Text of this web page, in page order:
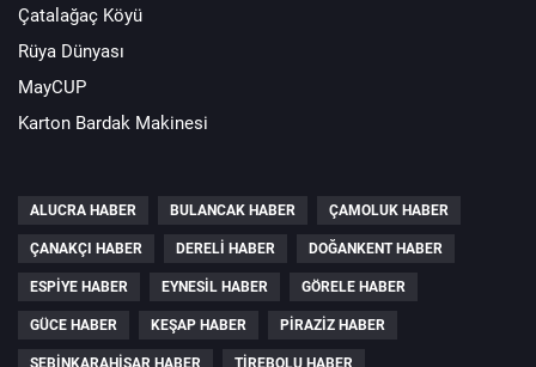
Çatalağaç Köyü
Rüya Dünyası
MayCUP
Karton Bardak Makinesi
ALUCRA HABER BULANCAK HABER ÇAMOLUK HABER
ÇANAKÇI HABER DERELI HABER DOĞANKENT HABER
ESPIYE HABER EYNESIL HABER GÖRELE HABER
GÜCE HABER KEŞAP HABER PIRAZIZ HABER
ŞEBINKARAHISAR HABER TIREBOLU HABER